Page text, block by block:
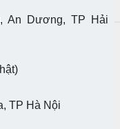
An Dương, TP Hải
TP Hà Nội